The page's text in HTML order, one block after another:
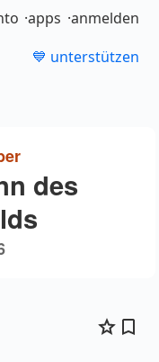
apps anmelden
💙 unterstützen
des